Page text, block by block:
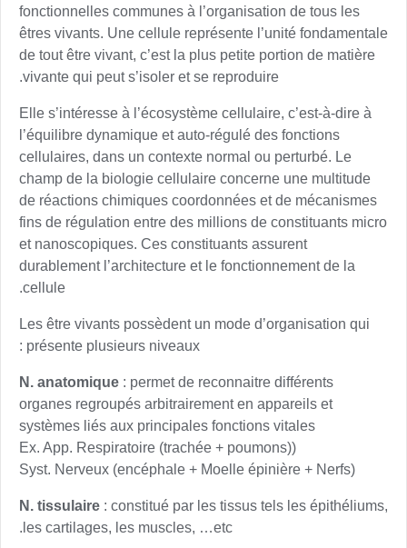
fonctionnelles communes à l’organisation de tous les
êtres vivants. Une cellule représente l’unité fondamentale
de tout être vivant, c’est la plus petite portion de matière
vivante qui peut s’isoler et se reproduire.
Elle s’intéresse à l’écosystème cellulaire, c’est-à-dire à
l’équilibre dynamique et auto-régulé des fonctions
cellulaires, dans un contexte normal ou perturbé. Le
champ de la biologie cellulaire concerne une multitude
de réactions chimiques coordonnées et de mécanismes
fins de régulation entre des millions de constituants micro
et nanoscopiques. Ces constituants assurent
durablement l’architecture et le fonctionnement de la
cellule.
Les être vivants possèdent un mode d’organisation qui
présente plusieurs niveaux :
N. anatomique : permet de reconnaitre différents
organes regroupés arbitrairement en appareils et
systèmes liés aux principales fonctions vitales
(Ex. App. Respiratoire (trachée + poumons)
Syst. Nerveux (encéphale + Moelle épinière + Nerfs)
N. tissulaire : constitué par les tissus tels les épithéliums,
les cartilages, les muscles, …etc.